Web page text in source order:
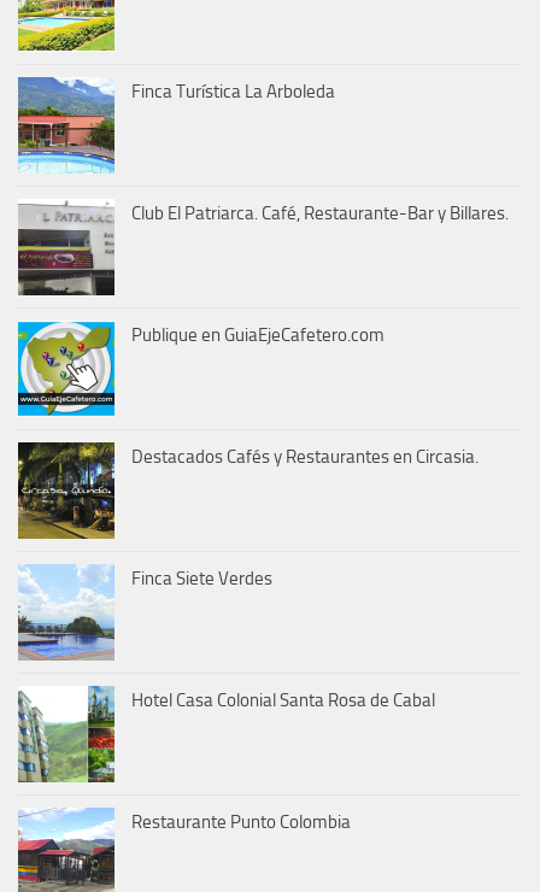
Finca Turística La Arboleda
Club El Patriarca. Café, Restaurante-Bar y Billares.
Publique en GuiaEjeCafetero.com
Destacados Cafés y Restaurantes en Circasia.
Finca Siete Verdes
Hotel Casa Colonial Santa Rosa de Cabal
Restaurante Punto Colombia